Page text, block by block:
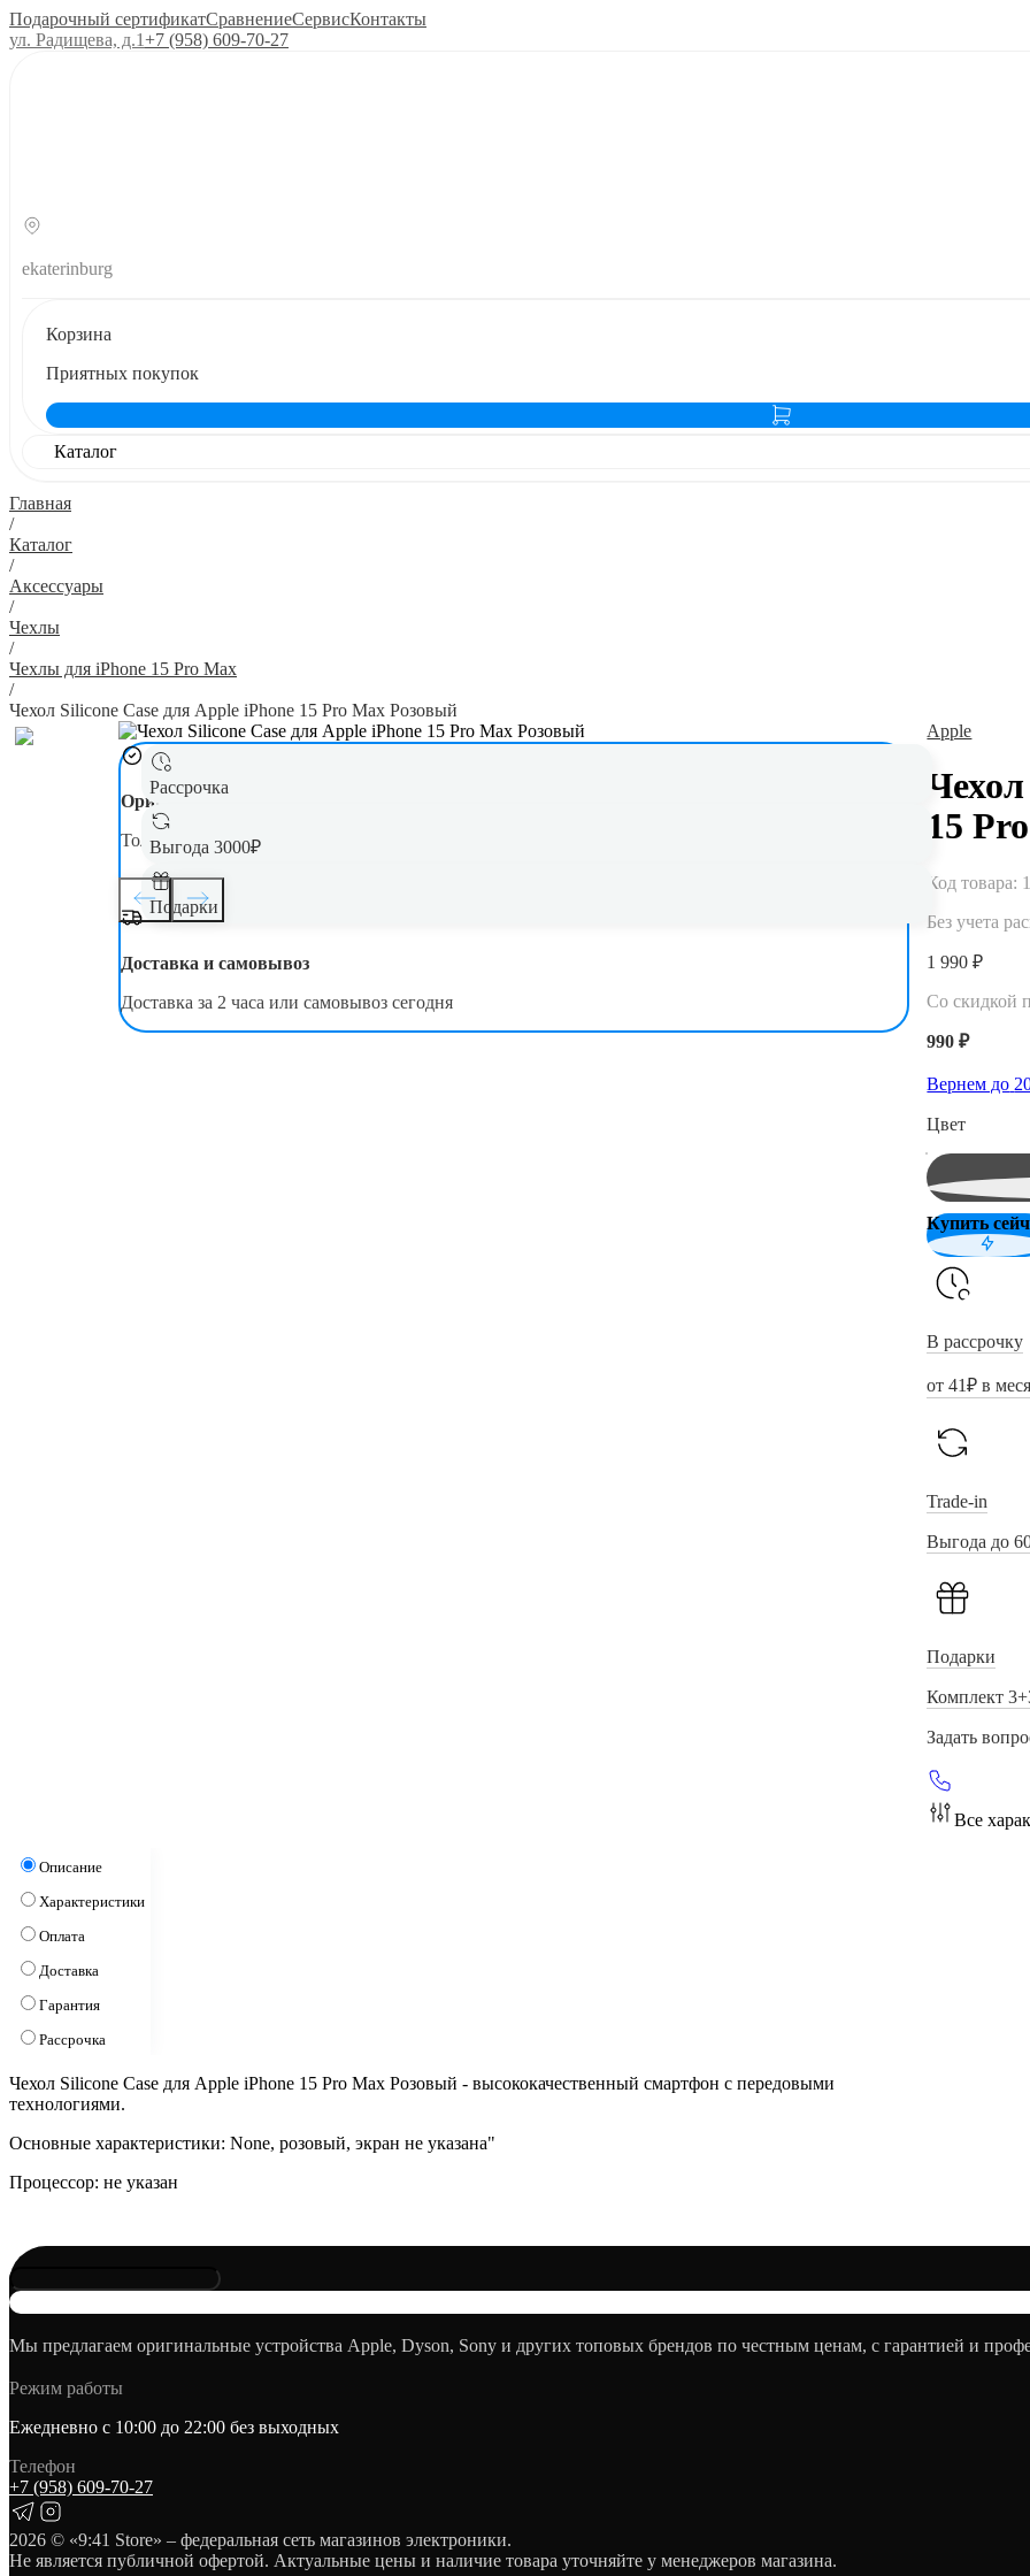
Подарочный сертификатСравнениеСервисКонтакты
ул. Радищева, д.1+7 (958) 609‑70‑27
ekaterinburg
Корзина
Приятных покупок
Каталог
Главная
/
Каталог
/
Аксессуары
/
Чехлы
/
Чехлы для iPhone 15 Pro Max
/
Чехол Silicone Case для Apple iPhone 15 Pro Max Розовый
Рассрочка
Выгода 3000₽
Подарки
Оригинал
Только новая, оригинальная техника
Доставка и самовывоз
Доставка за 2 часа или самовывоз сегодня
Apple
15
Код товара:
Без учета
1 990 ₽
Со скидкой
990 ₽
Вернем до
Цвет
Купить
В рассрочку
от41₽ в
Trade-in
Выгода до
Подарки
Комплект
Задать
Все
Описание
Характеристики
Оплата
Доставка
Гарантия
Рассрочка
Чехол Silicone Case для Apple iPhone 15 Pro Max Розовый - высококачественный смартфон с передовыми
технологиями.
Основные характеристики: None, розовый, экран не указана"
Процессор: не указан
Мы предлагаем оригинальные устройства Apple, Dyson, Sony и других топовых брендов по честным ценам, с гарантией и
Режим работы
Ежедневно с 10:00 до 22:00 без выходных
Телефон
+7 (958) 609‑70‑27
2026 © «9:41 Store» – федеральная сеть магазинов электроники.
Не является публичной офертой. Актуальные цены и наличие товара уточняйте у менеджеров магазина.